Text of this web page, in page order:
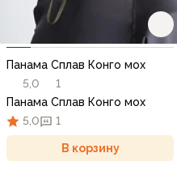
Панама Сплав Конго мох
5,0
1
Панама Сплав Конго мох
5,0
1
В корзину